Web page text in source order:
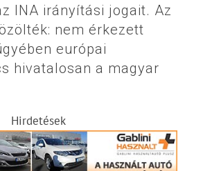
INA irányítási jogait. Az
nem érkezett
európai
hivatalosan a magyar
Hirdetések